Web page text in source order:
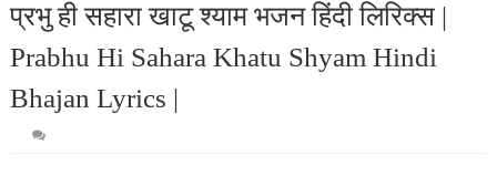
प्रभु ही सहारा खाटू श्याम भजन हिंदी लिरिक्स |
Prabhu Hi Sahara Khatu Shyam Hindi
Bhajan Lyrics |